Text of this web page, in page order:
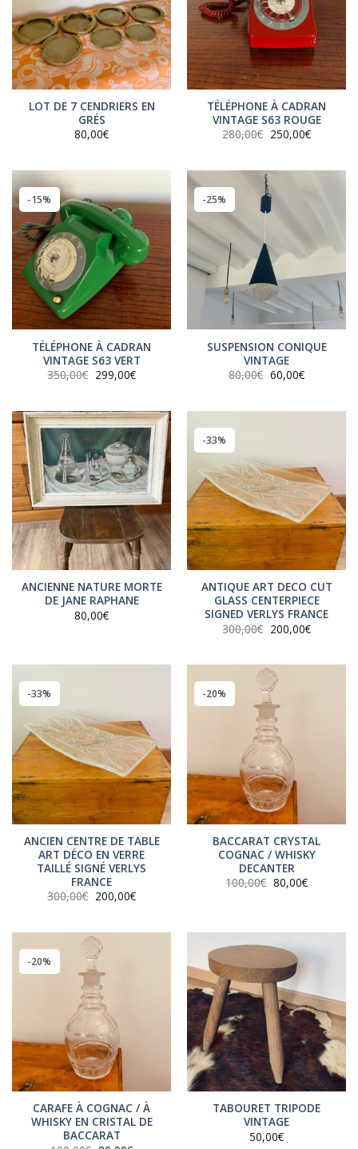
LOT DE 7 CENDRIERS EN
GRÉS
80,00€
TÉLÉPHONE À CADRAN
VINTAGE S63 ROUGE
280,00€ Le
280,00€.
250,00€Le
250,00€.
-15%
TÉLÉPHONE À CADRAN
VINTAGE S63 VERT
350,00€ Le
prix
350,00€.
299,00€Le
prix
299,00€.
-25%
SUSPENSION CONIQUE
VINTAGE
80,00€ Le
prix
80,00€.
60,00€Le
prix
60,00€.
ANCIENNE NATURE MORTE
DE JANE RAPHANE
80,00€
-33%
ANTIQUE ART DECO CUT
GLASS CENTERPIECE
SIGNED VERLYS FRANCE
300,00€ Le
prix
300,00€.
200,00€Le
prix
200,00€.
-33%
ANCIEN CENTRE DE TABLE
ART DÉCO EN VERRE
TAILLÉ SIGNÉ VERLYS
FRANCE
300,00€ Le
300,00€.
200,00€Le
200,00€.
-20%
BACCARAT CRYSTAL
COGNAC / WHISKY
DECANTER
100,00€ Le
prix
80,00€Le
-20%
CARAFE À COGNAC / À
WHISKY EN CRISTAL DE
BACCARAT
TABOURET TRIPODE
VINTAGE
50,00€